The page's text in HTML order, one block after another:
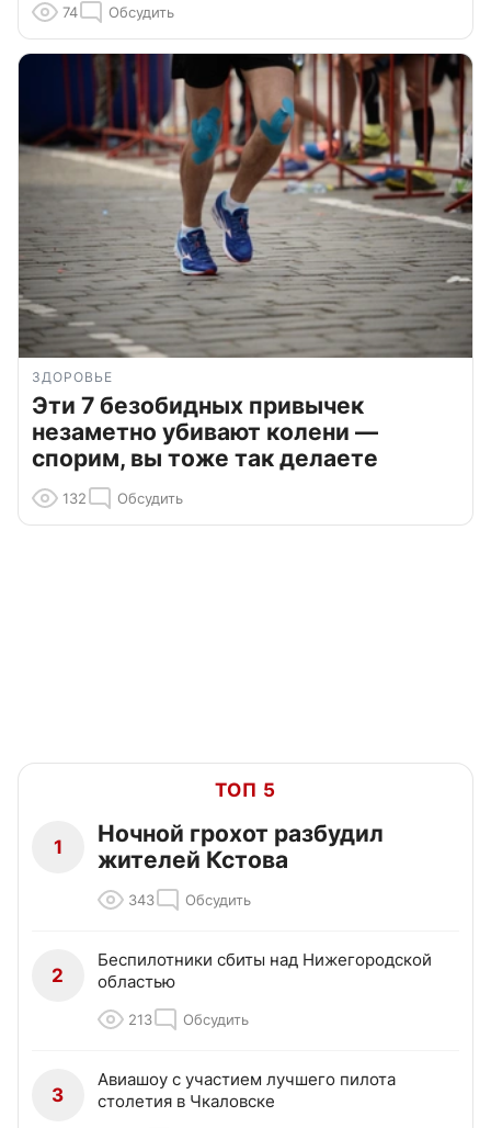
74 Обсудить
ЗДОРОВЬЕ
Эти 7 безобидных привычек
незаметно убивают колени —
спорим, вы тоже так делаете
132 Обсудить
ТОП 5
1
Ночной грохот разбудил
жителей Кстова
343 Обсудить
2
Беспилотники сбиты над Нижегородской
областью
213 Обсудить
3
Авиашоу с участием лучшего пилота
столетия в Чкаловске